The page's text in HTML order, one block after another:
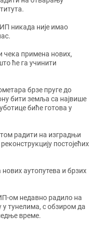
никада није имао
чека примена нових,
ће га учинити
брзе пруге до
бити земља са највише
биће готова у
радити на изградњи
постојећих
аутопутева и брзих
ом недавно радило на
у тунелима, с обзиром да
време.